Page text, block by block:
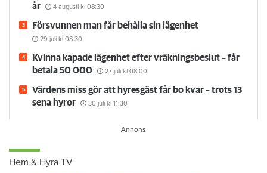
år
4 augusti kl 08:30
Försvunnen man får behålla sin lägenhet
29 juli kl 08:30
Kvinna kapade lägenhet efter vräkningsbeslut – får
betala 50 000
27 juli kl 08:00
Värdens miss gör att hyresgäst får bo kvar – trots 13
sena hyror
30 juli kl 11:30
Hem & Hyra TV